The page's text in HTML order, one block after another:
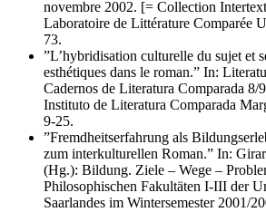
novembre 2002. [= Collection
Laboratoire de Littérature Comparée
73.
”L’hybridisation culturelle du sujet et
esthétiques dans le roman.” In:
Cadernos de Literatura Comparada
Instituto de Literatura Comparada
9-25.
”Fremdheitserfahrung als
zum interkulturellen Roman.” In:
(Hg.): Bildung. Ziele – Wege –
Philosophischen Fakultäten I-III der
Saarlandes im Wintersemester 2001/